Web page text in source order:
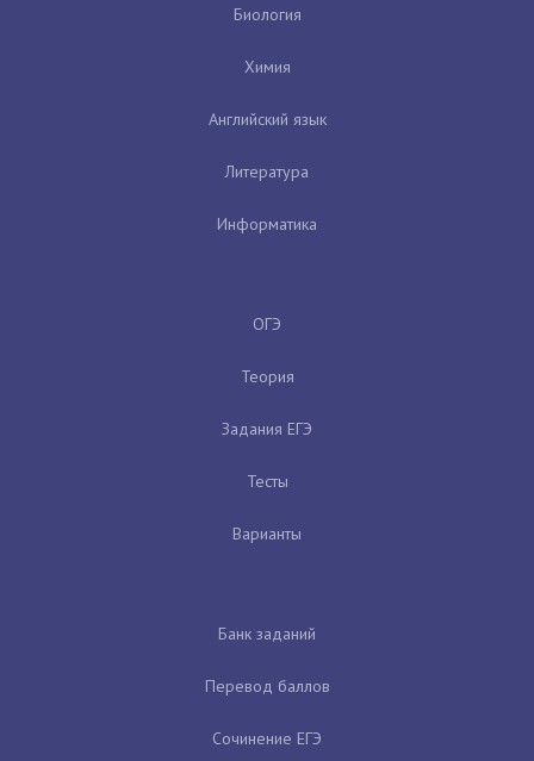
Биология
Химия
Английский язык
Литература
Информатика
ОГЭ
Теория
Задания ЕГЭ
Тесты
Варианты
Банк заданий
Перевод баллов
Сочинение ЕГЭ